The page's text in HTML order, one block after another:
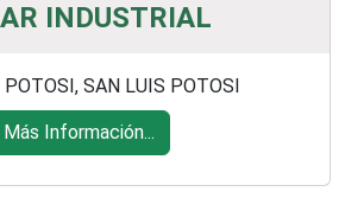
INDUSTRIAL
SAN LUIS POTOSI
Más Información...